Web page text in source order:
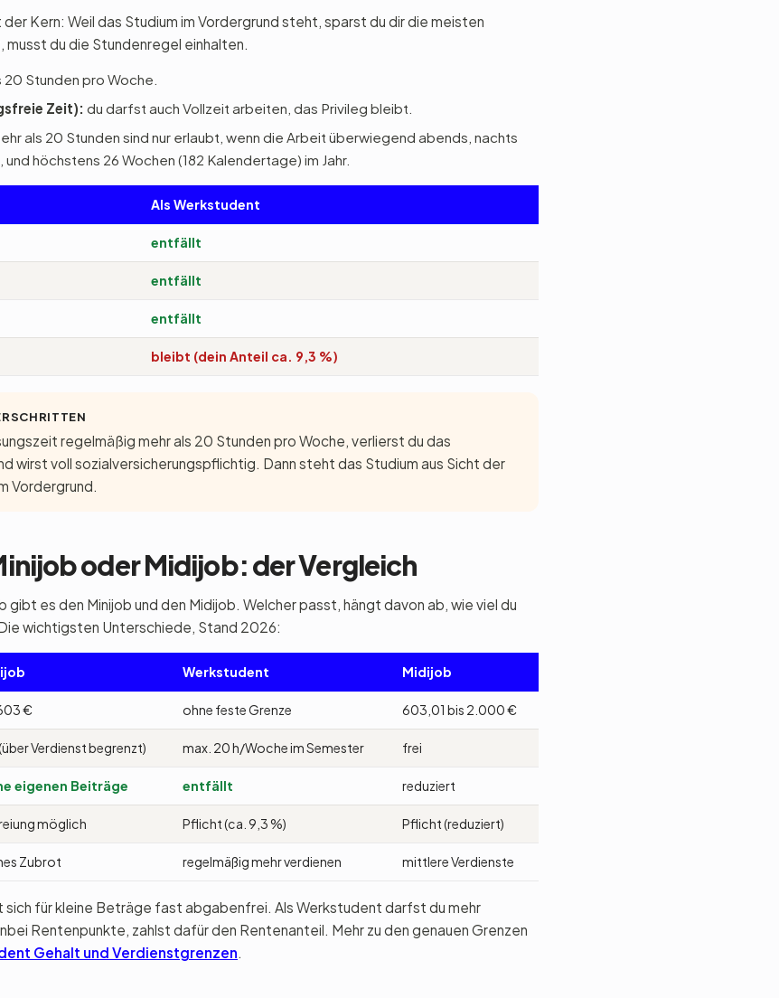
Kern: Weil das Studium im Vordergrund steht, sparst du dir die meisten
du die Stundenregel einhalten.
Stunden pro Woche.
Zeit): du darfst auch Vollzeit arbeiten, das Privileg bleibt.
als 20 Stunden sind nur erlaubt, wenn die Arbeit überwiegend abends, nachts
höchstens 26 Wochen (182 Kalendertage) im Jahr.
Als Werkstudent
entfällt
entfällt
entfällt
bleibt (dein Anteil ca. 9,3 %)
regelmäßig mehr als 20 Stunden pro Woche, verlierst du das
wirst voll sozialversicherungspflichtig. Dann steht das Studium aus Sicht der
Vordergrund.
oder Midijob: der Vergleich
es den Minijob und den Midijob. Welcher passt, hängt davon ab, wie viel du
wichtigsten Unterschiede, Stand 2026:
Werkstudent Midijob
€ ohne feste Grenze 603,01 bis 2.000 €
Verdienst begrenzt) max. 20 h/Woche im Semester frei
eigenen Beiträge entfällt reduziert
möglich Pflicht (ca. 9,3 %) Pflicht (reduziert)
Zubrot regelmäßig mehr verdienen mittlere Verdienste
sich für kleine Beträge fast abgabenfrei. Als Werkstudent darfst du mehr
Rentenpunkte, zahlst dafür den Rentenanteil. Mehr zu den genauen Grenzen
Gehalt und Verdienstgrenzen